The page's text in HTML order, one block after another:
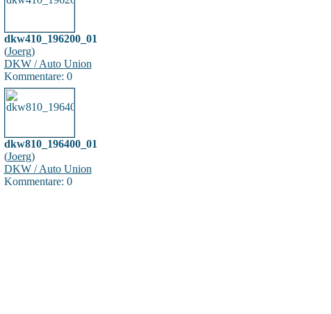
dkw410_196200_01
(Joerg)
DKW / Auto Union
Kommentare: 0
dkw810_196400_01
(Joerg)
DKW / Auto Union
Kommentare: 0